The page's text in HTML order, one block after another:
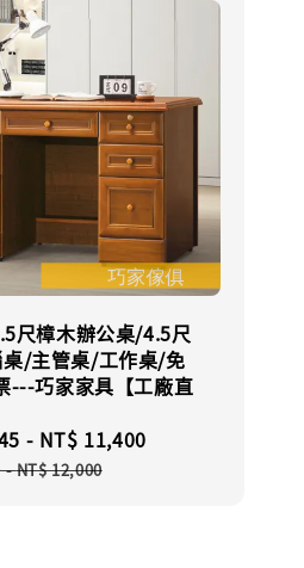
尺樟木辦公桌/4.5尺
/主管桌/工作桌/免
---巧家家具【工廠直
- NT$ 11,400
-NT$ 12,000